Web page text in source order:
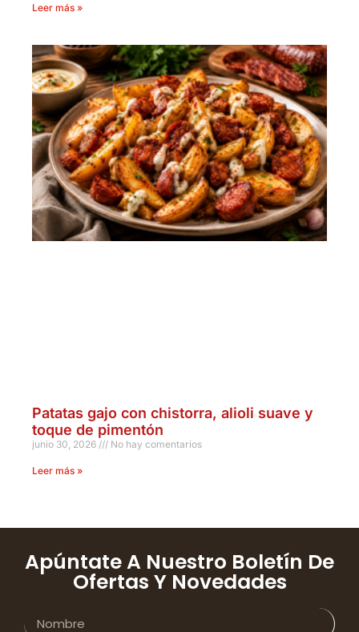
Leer más »
Patatas gajo con chistorra, alioli suave y
toque de pimentón
junio 30, 2026 No hay comentarios
Leer más »
Apúntate A Nuestro Boletín De
Ofertas Y Novedades